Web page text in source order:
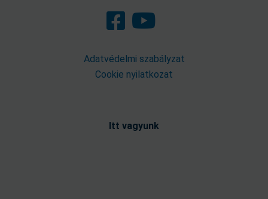
Adatvédelmi szabályzat
Cookie nyilatkozat
Itt vagyunk